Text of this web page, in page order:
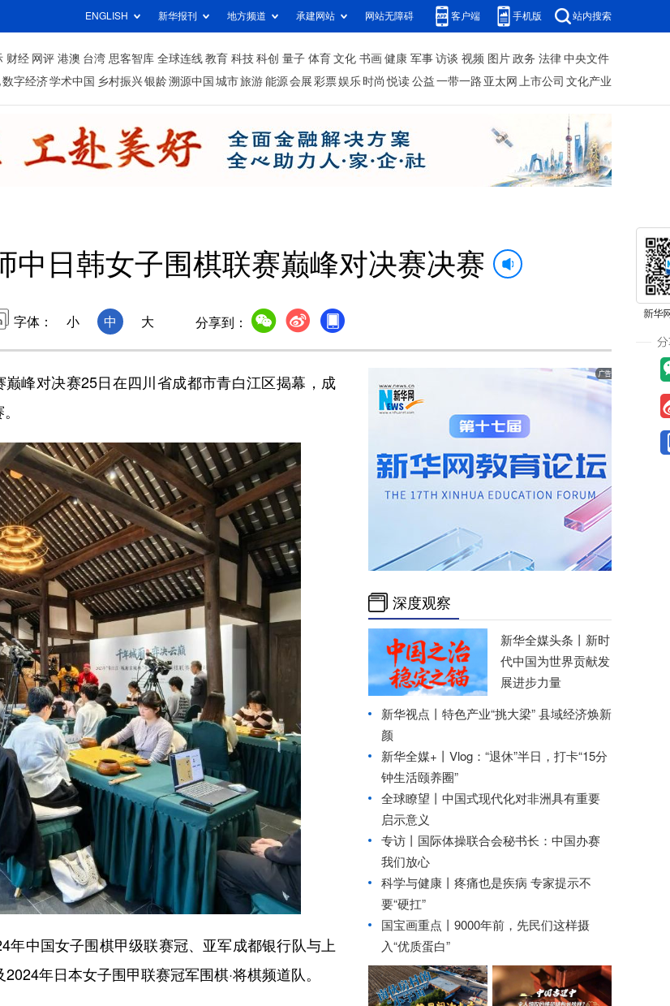
ENGLISH 新华报刊 地方频道 承建网站 网站无障碍 客户端 手机版 站内搜索
财经 网评 港澳 台湾 思客智库 全球连线 教育 科技 科创 量子 体育 文化 书画 健康 军事 访谈 视频 图片 政务 法律 中央文件
数字经济学术中国 乡村振兴银龄溯源中国 城市旅游 能源 会展 彩票娱乐 时尚 悦读 公益 一带一路 亚太网 上市公司 文化产业
中日韩女子围棋联赛巅峰对决赛决赛
字体： 小 中 大 分享到：
峰对决赛25日在四川省成都市青白江区揭幕，成
中国女子围棋甲级联赛冠、亚军成都银行队与上
年日本女子围甲联赛冠军围棋·将棋频道队。
深度观察
新华全媒头条丨 新时
代中国为世界贡献发
展进步力量
新华视点丨 特色产业“挑大梁” 县域经济焕新
颜
新华全媒+丨 Vlog：“退休”半日，打卡“15分
钟生活颐养圈”
全球瞭望丨中国式现代化对非洲具有重要
启示意义
专访丨国际体操联合会秘书长：中国办赛
我们放心
科学与健康丨疼痛也是疾病 专家提示不
要“硬扛”
国宝画重点丨9000年前，先民们这样摄
入“优质蛋白”